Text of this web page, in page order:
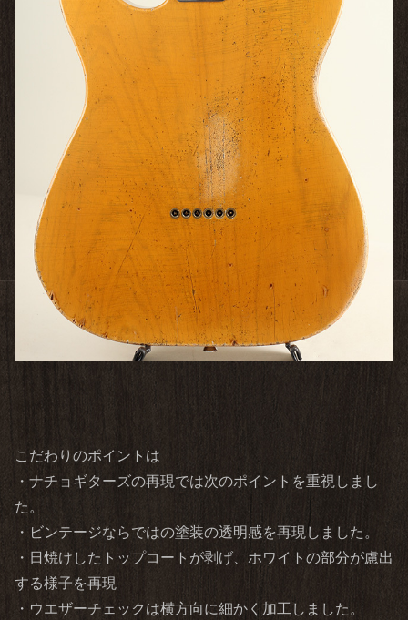
こだわりのポイントは
・ナチョギターズの再現では次のポイントを重視しまし
た。
・ビンテージならではの塗装の透明感を再現しました。
・日焼けしたトップコートが剥げ、ホワイトの部分が慮出
する様子を再現
・ウエザーチェックは横方向に細かく加工しました。